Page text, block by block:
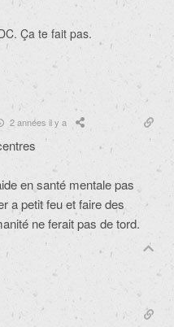
Ça te fait pas.
2 années il y a
en santé mentale pas
a petit feu et faire des
ne ferait pas de tord.